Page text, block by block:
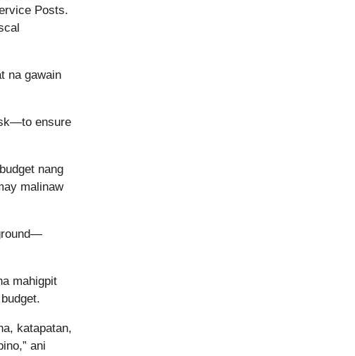
Posts.
na gawain
ensure
nang
malinaw
mahigpit
katapatan,
ani